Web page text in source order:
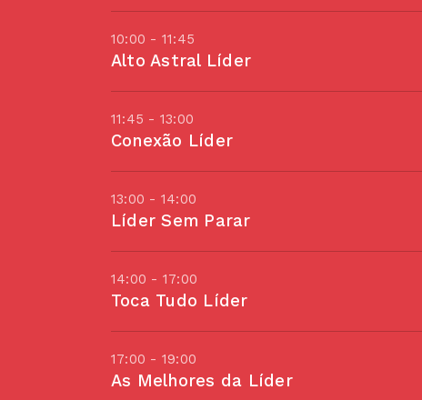
10:00 - 11:45
Alto Astral Líder
11:45 - 13:00
Conexão Líder
13:00 - 14:00
Líder Sem Parar
14:00 - 17:00
Toca Tudo Líder
17:00 - 19:00
As Melhores da Líder